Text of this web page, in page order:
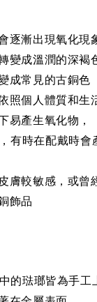
逐漸出現氧化現
變成溫潤的深褐
成常見的古銅色
照個人體質和生
易產生氧化物，
有時在配戴時會
膚較敏感，或曾
飾品
的琺瑯皆為手工